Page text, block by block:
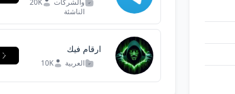
والشركات
الناشئة
20K
ارقام فيك
العربية 10K